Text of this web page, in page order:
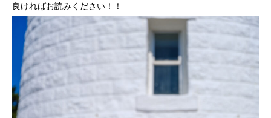
良ければお読みください！！